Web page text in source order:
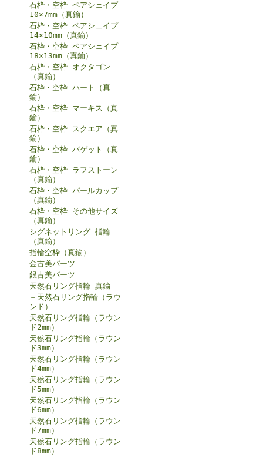
石枠・空枠 ペアシェイプ
10×7mm（真鍮）
石枠・空枠 ペアシェイプ
14×10mm（真鍮）
石枠・空枠 ペアシェイプ
18×13mm（真鍮）
石枠・空枠 オクタゴン
（真鍮）
石枠・空枠 ハート（真
鍮）
石枠・空枠 マーキス（真
鍮）
石枠・空枠 スクエア（真
鍮）
石枠・空枠 バゲット（真
鍮）
石枠・空枠 ラフストーン
（真鍮）
石枠・空枠 パールカップ
（真鍮）
石枠・空枠 その他サイズ
（真鍮）
シグネットリング 指輪
（真鍮）
指輪空枠（真鍮）
金古美パーツ
銀古美パーツ
天然石リング指輪 真鍮
＋天然石リング指輪（ラウ
ンド）
天然石リング指輪（ラウン
ド2mm）
天然石リング指輪（ラウン
ド3mm）
天然石リング指輪（ラウン
ド4mm）
天然石リング指輪（ラウン
ド5mm）
天然石リング指輪（ラウン
ド6mm）
天然石リング指輪（ラウン
ド7mm）
天然石リング指輪（ラウン
ド8mm）